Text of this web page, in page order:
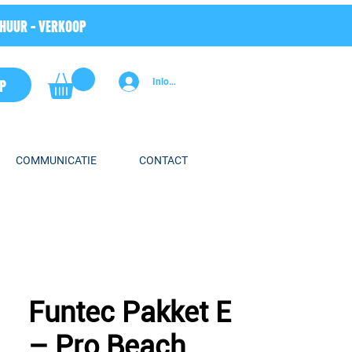
- VERKOOP
Inloggen
COMMUNICATIE CONTACT
Funtec Pakket E